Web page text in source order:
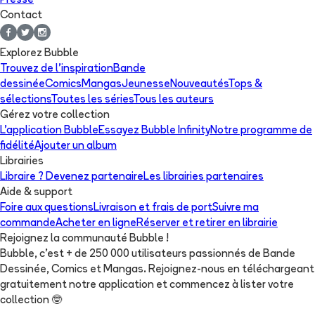
Contact
Explorez Bubble
Trouvez de l'inspirationBande
dessinéeComics MangasJeunesse NouveautésTops &
sélectionsToutes les sériesTous les auteurs
Gérez votre collection
L'application Bubble Essayez Bubble InfinityNotre programme de
fidélitéAjouter un album
Librairies
Libraire ? Devenez partenaire Les librairies partenaires
Aide & support
Foire aux questions Livraison et frais de portSuivre ma
commandeAcheter en ligne Réserver et retirer en librairie
Rejoignez la communauté Bubble !
Bubble, c'est + de 250 000 utilisateurs passionnés de Bande
Dessinée, Comics et Mangas. Rejoignez-nous en téléchargeant
gratuitement notre application et commencez à lister votre
collection 🤓